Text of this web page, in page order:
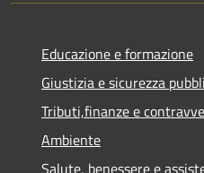
Educazione e formazione
Giustizia e sicurezza
Tributi,finanze e
Ambiente
Salute, benessere e